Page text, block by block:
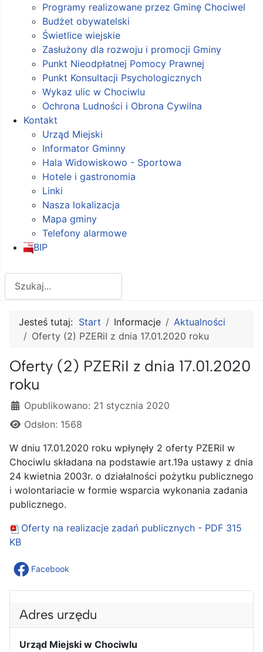
Programy realizowane przez Gminę Chociwel
Budżet obywatelski
Świetlice wiejskie
Zasłużony dla rozwoju i promocji Gminy
Punkt Nieodpłatnej Pomocy Prawnej
Punkt Konsultacji Psychologicznych
Wykaz ulic w Chociwlu
Ochrona Ludności i Obrona Cywilna
Kontakt
Urząd Miejski
Informator Gminny
Hala Widowiskowo - Sportowa
Hotele i gastronomia
Linki
Nasza lokalizacja
Mapa gminy
Telefony alarmowe
BIP
Jesteś tutaj: Start Informacje
Aktualności
Oferty (2) PZERiI z dnia 17.01.2020 roku
Oferty (2) PZERiI z dnia 17.01.2020
roku
Szczegóły
Opublikowano: 21 stycznia 2020
Odsłon: 1568
W dniu 17.01.2020 roku wpłynęły 2 oferty PZERiI w
Chociwlu składana na podstawie art.19a ustawy z dnia
24 kwietnia 2003r. o działalności pożytku publicznego
i wolontariacie w formie wsparcia wykonania zadania
publicznego.
Oferty na realizacje zadań publicznych - PDF 315
KB
Facebook
Adres urzędu
Urząd Miejski w Chociwlu